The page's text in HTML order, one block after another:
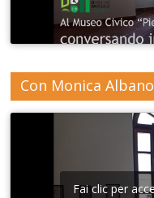
Con Monica
Fai clic per